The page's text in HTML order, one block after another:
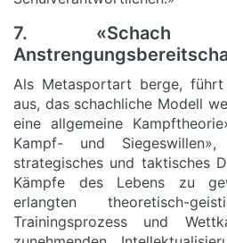
7. «Schach
Als Metasportart berge,
aus, das schachliche Modell
eine allgemeine
Kampf- und
strategisches und taktisches
Kämpfe des Lebens zu
erlangten theoretisch-
Trainingsprozess und